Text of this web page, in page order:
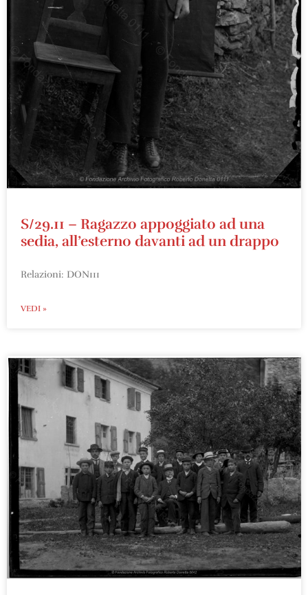
S/29.11 – Ragazzo appoggiato ad una
sedia, all’esterno davanti ad un drappo
Relazioni: DON111
VEDI »